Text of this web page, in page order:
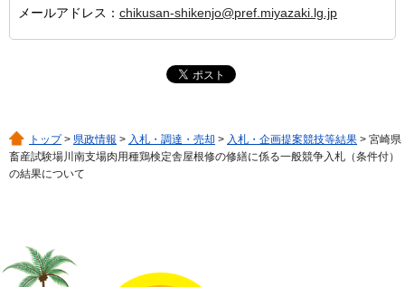
メールアドレス： chikusan-shikenjo@pref.miyazaki.lg.jp
トップ> 県政情報 > 入札・調達・売却 > 入札・企画提案競技等結果 > 宮崎県
畜産試験場川南支場肉用種鶏検定舎屋根修の修繕に係る一般競争入札（条件付）
の結果について